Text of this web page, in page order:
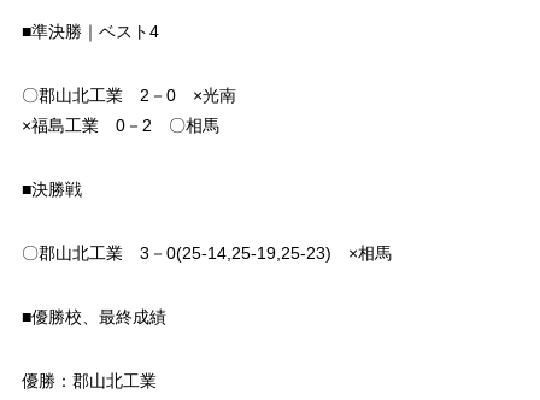
■準決勝｜ベスト4
〇郡山北工業 2－0 ×光南
×福島工業 0－2 〇相馬
■決勝戦
〇郡山北工業 3－0(25-14,25-19,25-23) ×相馬
■優勝校、最終成績
優勝：郡山北工業